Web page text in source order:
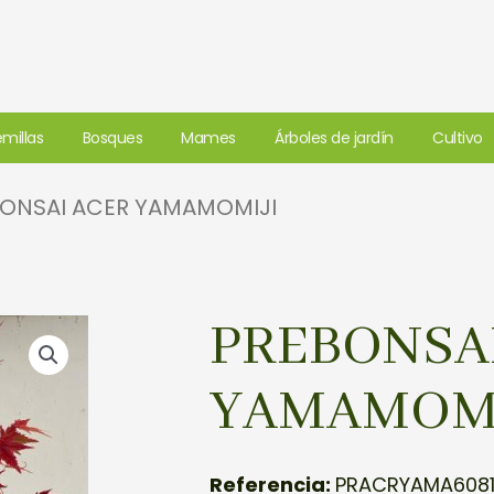
Bosques Mames Árboles de jardín Cultivo
ACER YAMAMOMIJI
Referencia: PRACRYAMA6081